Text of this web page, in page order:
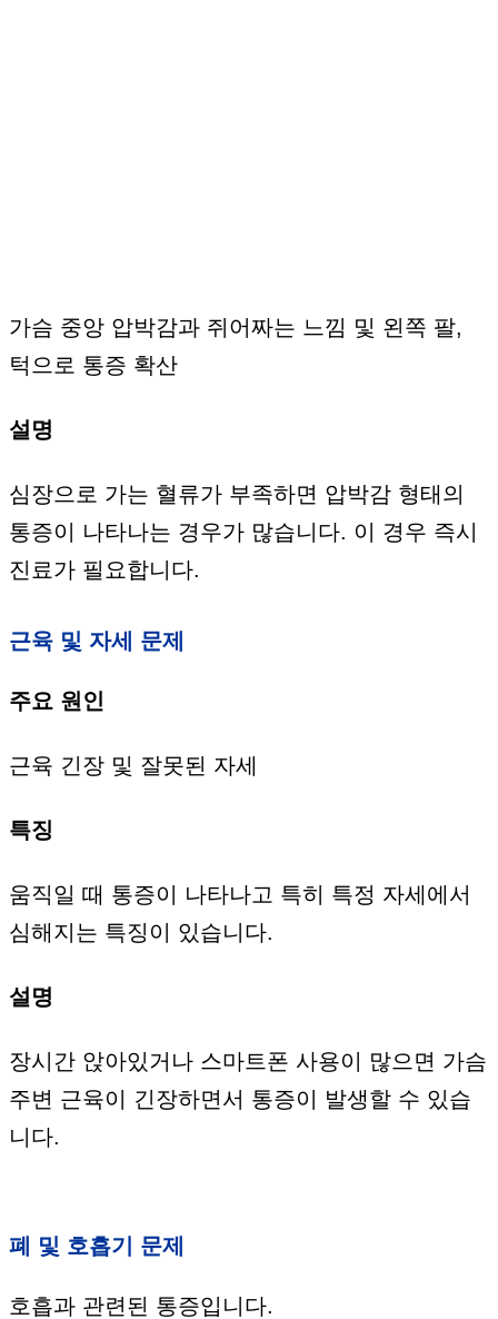
가슴 중앙 압박감과 쥐어짜는 느낌 및 왼쪽 팔,
턱으로 통증 확산
설명
심장으로 가는 혈류가 부족하면 압박감 형태의
통증이 나타나는 경우가 많습니다. 이 경우 즉시
진료가 필요합니다.
근육 및 자세 문제
주요 원인
근육 긴장 및 잘못된 자세
특징
움직일 때 통증이 나타나고 특히 특정 자세에서
심해지는 특징이 있습니다.
설명
장시간 앉아있거나 스마트폰 사용이 많으면 가슴
주변 근육이 긴장하면서 통증이 발생할 수 있습
니다.
폐 및 호흡기 문제
호흡과 관련된 통증입니다.